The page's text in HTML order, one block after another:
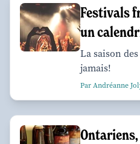
Festivals
un
La saison
jamais!
Par Andréanne